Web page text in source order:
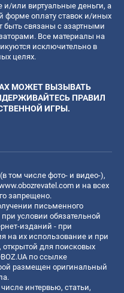
и/или виртуальные деньги, а
форме оплату ставок и/иных
быть связаны с азартными
Все материалы на
исключительно в
целях.
МОЖЕТ ВЫЗЫВАТЬ
ПРАВИЛ
ИГРЫ.
том числе фото- и видео-),
и на всех
запрещено.
письменного
условии обязательной
изданий - при
на их использование и при
для поисковых
по ссылке
размещен оригинальный
интервью, статьи,